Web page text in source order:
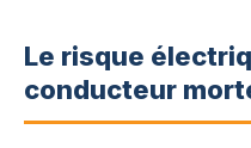
Le risque
conducteur